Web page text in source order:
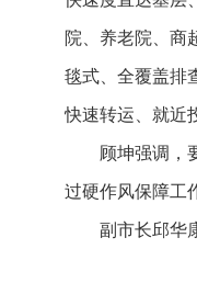
院、养老院、商
毯式、全覆盖排
快速转运、就近
顾坤强调，
过硬作风保障工
副市长邱华